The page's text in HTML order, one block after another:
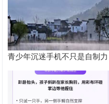
青少年沉迷手机不只是自制力
差！陕西家长读懂背后的心理
根源